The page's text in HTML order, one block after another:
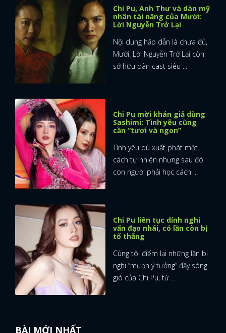
Chi Pu, Anh Thư và dàn mỹ
nhân tài năng của Mười:
Lời Nguyễn Trở Lại
Nội dung hấp dẫn là chưa đủ,
Mười: Lời Nguyễn Trở Lại còn
sở hữu dàn cast siêu ...
Chi Pu mời khán giả dùng
Sashimi: Tình yêu cũng
cần “tươi và ngon”
Tình yêu dù xuất phát một
cách tự nhiên nhưng sau đó
con người phải học cách ...
Chi Pu liên tục dính nghi
vấn đạo nhái, có lần còn bị
tố thẳng
Cùng tôi điểm lại những lần bị
nghi “mượn ý tưởng” đầy sóng
gió của Chi Pu, từ ...
BÀI MỚI NHẤT